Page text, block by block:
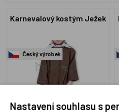
Karnevalový kostým Ježek
Český výrobek
Nastavení souhlasu s